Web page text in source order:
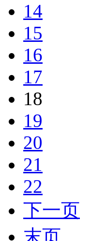
14
15
16
17
18
19
20
21
22
下一页
末页